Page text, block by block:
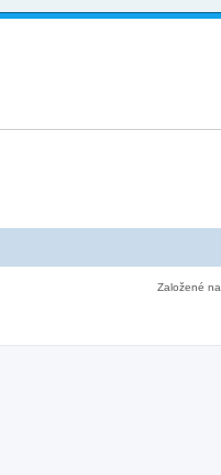
Založené na